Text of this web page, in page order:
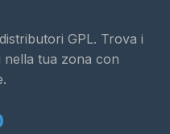
GPL. Trova i
nella tua zona con